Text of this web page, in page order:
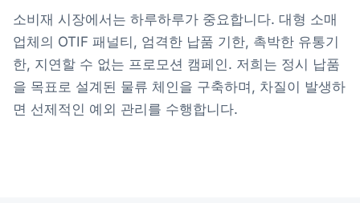
소비재 시장에서는 하루하루가 중요합니다. 대형 소매
업체의 OTIF 패널티, 엄격한 납품 기한, 촉박한 유통기
한, 지연할 수 없는 프로모션 캠페인. 저희는 정시 납품
을 목표로 설계된 물류 체인을 구축하며, 차질이 발생하
면 선제적인 예외 관리를 수행합니다.